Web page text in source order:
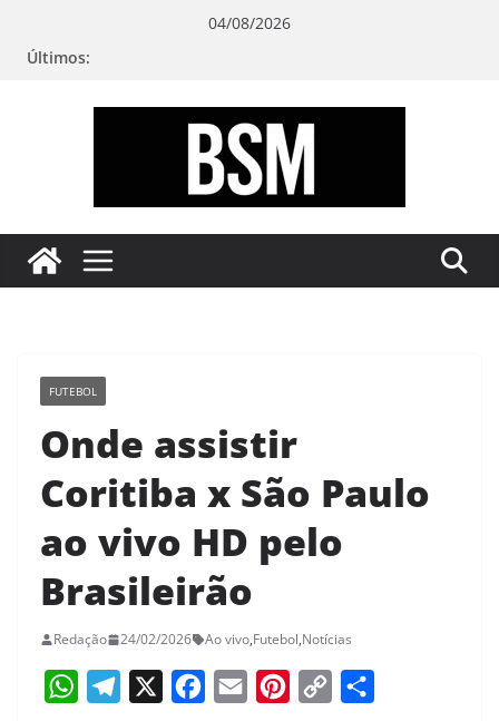
04/08/2026
Últimos:
sua
Mente
FUTEBOL
Onde assistir
Coritiba x São Paulo
ao vivo HD pelo
Brasileirão
Redação 24/02/2026 Ao vivo,Futebol,Notícias